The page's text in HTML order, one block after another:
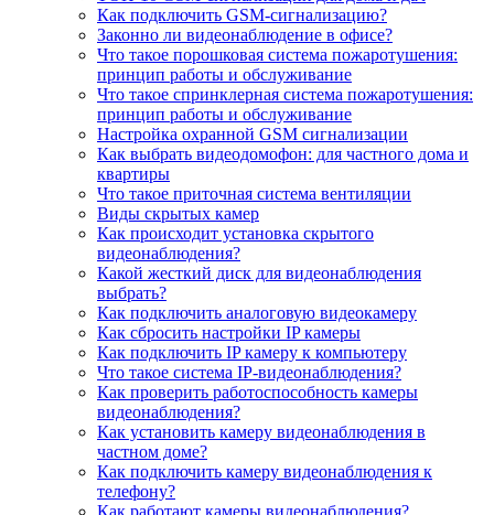
Как подключить GSM-сигнализацию?
Законно ли видеонаблюдение в офисе?
Что такое порошковая система пожаротушения:
принцип работы и обслуживание
Что такое спринклерная система пожаротушения:
принцип работы и обслуживание
Настройка охранной GSM сигнализации
Как выбрать видеодомофон: для частного дома и
квартиры
Что такое приточная система вентиляции
Виды скрытых камер
Как происходит установка скрытого
видеонаблюдения?
Какой жесткий диск для видеонаблюдения
выбрать?
Как подключить аналоговую видеокамеру
Как сбросить настройки IP камеры
Как подключить IP камеру к компьютеру
Что такое система IP-видеонаблюдения?
Как проверить работоспособность камеры
видеонаблюдения?
Как установить камеру видеонаблюдения в
частном доме?
Как подключить камеру видеонаблюдения к
телефону?
Как работают камеры видеонаблюдения?